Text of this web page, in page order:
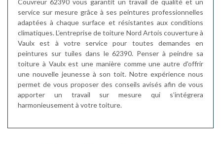
service sur mesure grâce à ses peintures professionnelles
adaptées à chaque surface et résistantes aux conditions
climatiques. L’entreprise de toiture Nord Artois couverture à
Vaulx est à votre service pour toutes demandes en
peintures sur tuiles dans le 62390. Penser à peindre sa
toiture à Vaulx est une manière comme une autre d'offrir
une nouvelle jeunesse à son toit. Notre expérience nous
permet de vous proposer des conseils avisés afin de vous
apporter un travail sur mesure qui s’intégrera
harmonieusement à votre toiture.